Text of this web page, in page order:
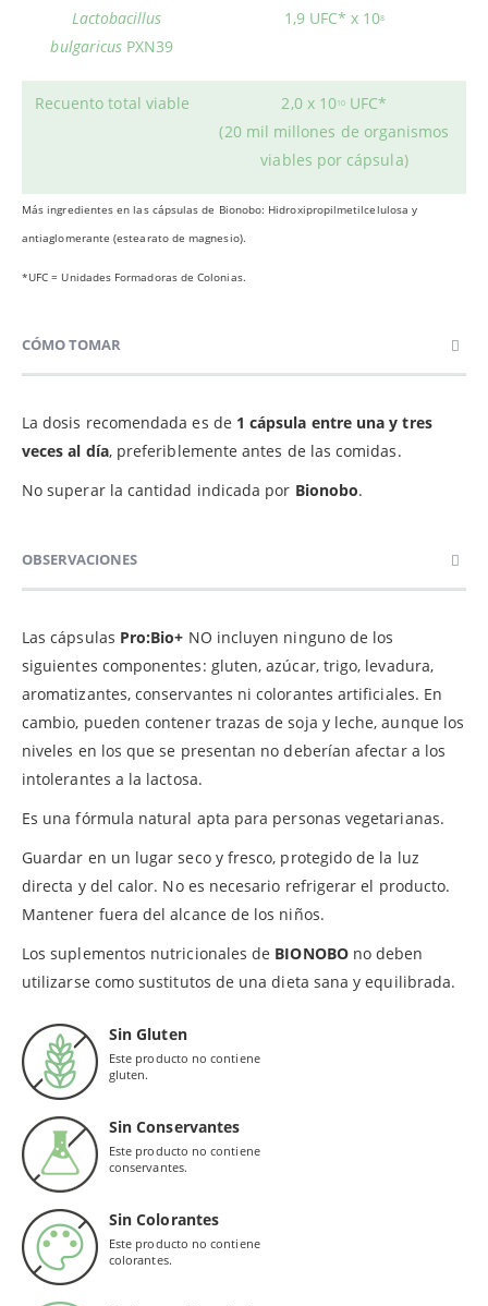
Lactobacillus
bulgaricus PXN39
1,9 UFC* x 108
Recuento total viable 2,0 x 1010 UFC*
(20 mil millones de organismos
viables por cápsula)
Más ingredientes en las cápsulas de Bionobo: Hidroxipropilmetilcelulosa y
antiaglomerante (estearato de magnesio).
*UFC = Unidades Formadoras de Colonias.
CÓMO TOMAR
La dosis recomendada es de 1 cápsula entre una y tres
veces al día, preferiblemente antes de las comidas.
No superar la cantidad indicada por Bionobo.
OBSERVACIONES
Las cápsulas Pro:Bio+ NO incluyen ninguno de los
siguientes componentes: gluten, azúcar, trigo, levadura,
aromatizantes, conservantes ni colorantes artificiales. En
cambio, pueden contener trazas de soja y leche, aunque los
niveles en los que se presentan no deberían afectar a los
intolerantes a la lactosa.
Es una fórmula natural apta para personas vegetarianas.
Guardar en un lugar seco y fresco, protegido de la luz
directa y del calor. No es necesario refrigerar el producto.
Mantener fuera del alcance de los niños.
Los suplementos nutricionales de BIONOBOno deben
utilizarse como sustitutos de una dieta sana y equilibrada.
Sin Gluten
Este producto no contiene
gluten.
Sin Conservantes
Este producto no contiene
conservantes.
Sin Colorantes
Este producto no contiene
colorantes.